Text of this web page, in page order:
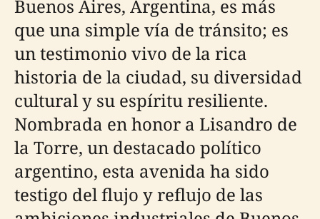
Buenos Aires, Argentina, es más
que una simple vía de tránsito; es
un testimonio vivo de la rica
historia de la ciudad, su diversidad
cultural y su espíritu resiliente.
Nombrada en honor a Lisandro de
la Torre, un destacado político
argentino, esta avenida ha sido
testigo del flujo y reflujo de las